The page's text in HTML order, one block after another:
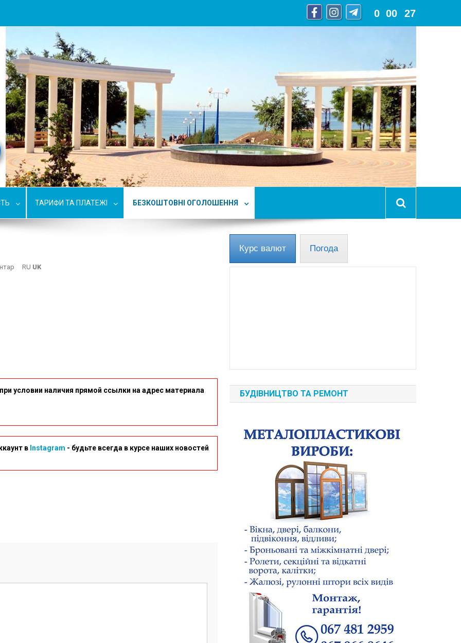
0 00 28
ТАРИФИ ТА ПЛАТЕЖІ БЕЗКОШТОВНІ ОГОЛОШЕННЯ
RU UK
условии наличия прямой ссылки на адрес материала
в Instagram - будьте всегда в курсе наших новостей
Курс валют Погода
БУДІВНИЦТВО ТА РЕМОНТ